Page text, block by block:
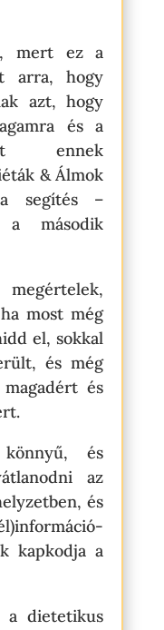
mert ez a
arra, hogy
azt, hogy
és a
ennek
& Álmok
segítés –
második
most még
el, sokkal
és még
és
és
az
és
kapkodja a
a dietetikus